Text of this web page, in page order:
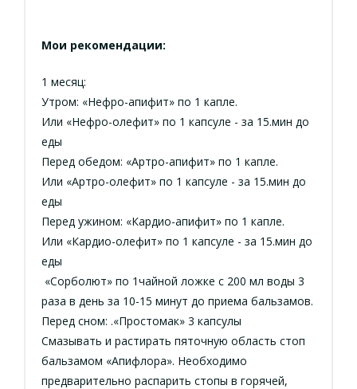
Мои рекомендации:
1 месяц:
Утром: «Нефро-апифит» по 1 капле.
Или «Нефро-олефит» по 1 капсуле - за 15.мин до
еды
Перед обедом: «Артро-апифит» по 1 капле.
Или «Артро-олефит» по 1 капсуле - за 15.мин до
еды
Перед ужином: «Кардио-апифит» по 1 капле.
Или «Кардио-олефит» по 1 капсуле - за 15.мин до
еды
«Сорболют» по 1чайной ложке с 200 мл воды 3
раза в день за 10-15 минут до приема бальзамов.
Перед сном: .«Простомак» 3 капсулы
Смазывать и растирать пяточную область стоп
бальзамом «Апифлора». Необходимо
предварительно распарить стопы в горячей,